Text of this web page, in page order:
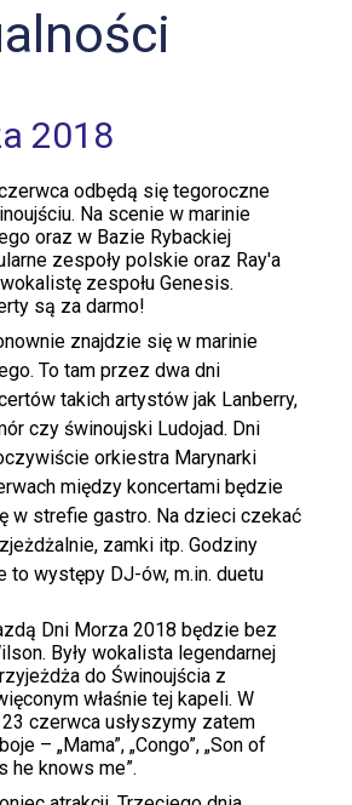
2018
odbędą się tegoroczne
Na scenie w marinie
oraz w Bazie Rybackiej
zespoły polskie oraz Ray'a
zespołu Genesis.
są za darmo!
znajdzie się w marinie
To tam przez dwa dni
takich artystów jak Lanberry,
czy świnoujski Ludojad. Dni
orkiestra Marynarki
między koncertami będzie
w strefie gastro. Na dzieci czekać
zamki itp. Godziny
to występy DJ-ów, m.in. duetu
Dni Morza 2018 będzie bez
Były wokalista legendarnej
do Świnoujścia z
właśnie tej kapeli. W
czerwca usłyszymy zatem
– „Mama”, „Congo”, „Son of
he knows me”.